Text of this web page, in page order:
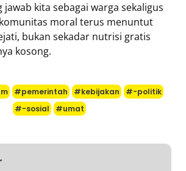
kita sebagai warga sekaligus
moral terus menuntut
bukan sekadar nutrisi gratis
kosong.
#pemerintah #kebijakan
#-politik
#-sosial
#umat